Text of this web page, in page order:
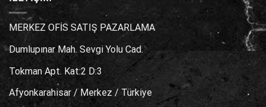
MERKEZ OFİS SATIŞ PAZARLAMA
Dumlupınar Mah. Sevgi Yolu Cad.
Tokman Apt. Kat:2 D:3
Afyonkarahisar / Merkez / Türkiye